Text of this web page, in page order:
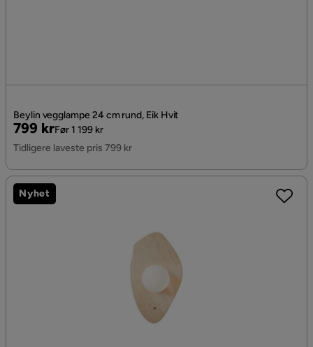
Beylin vegglampe 24 cm rund, Eik Hvit
Pris
799 kr
Original
Pris
Før 1 199 kr
Tidligere laveste pris 799 kr
Nyhet